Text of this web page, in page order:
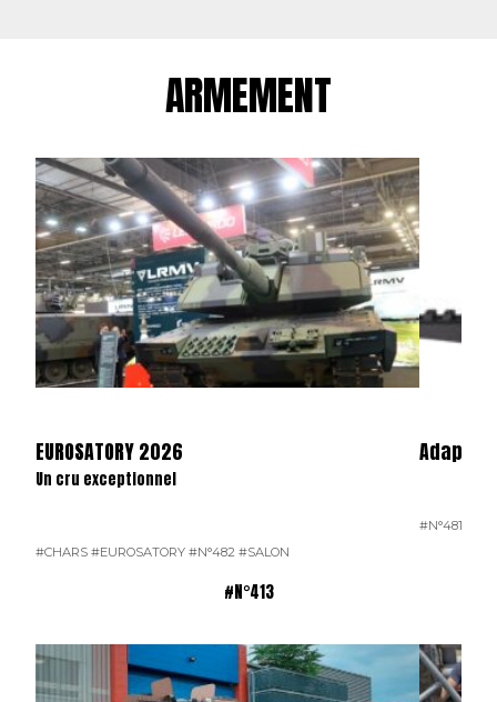
ARMEMENT
EUROSATORY 2026
Un cru exceptionnel
#CHARS #EUROSATORY #N°482 #SALON
#N°481
#N°413